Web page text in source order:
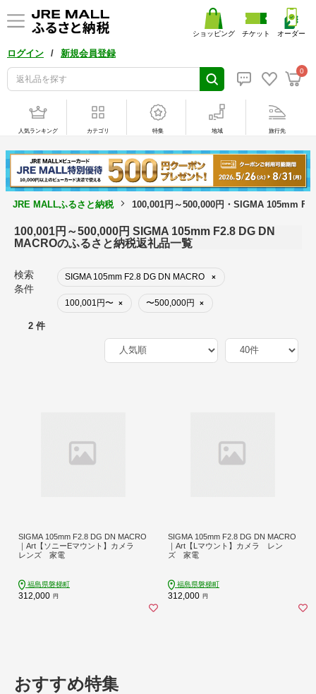
ログイン / 新規会員登録
0
ショッピング チケット オーダー
人気ランキング カテゴリ 特集 地域 旅行先
JRE MALLふるさと納税 100,001円～500,000円・SIGMA 105mm
100,001円～500,000円 SIGMA 105mm F2.8 DG DN
MACROのふるさと納税返礼品一覧
検索
条件
SIGMA 105mm F2.8 DG DN MACRO ×
100,001円〜 × 〜500,000円 ×
2 件
SIGMA 105mm F2.8 DG DN MACRO
｜Art【ソニーEマウント】カメラ
レンズ 家電
福島県磐梯町
312,000 円
SIGMA 105mm F2.8 DG DN MACRO
｜Art【Lマウント】カメラ レン
ズ 家電
福島県磐梯町
312,000 円
おすすめ特集